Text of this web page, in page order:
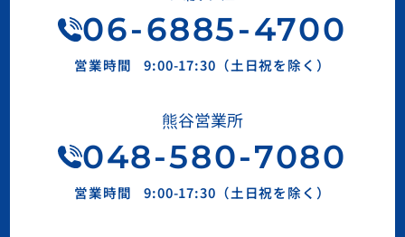
06-6885-4700
営業時間 9:00-17:30（土日祝を除く）
熊谷営業所
048-580-7080
営業時間 9:00-17:30（土日祝を除く）